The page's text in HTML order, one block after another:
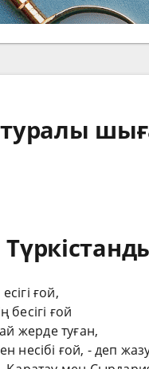
туралы
ғой,
бесігі ғой
жерде туған,
несібі ғой, -